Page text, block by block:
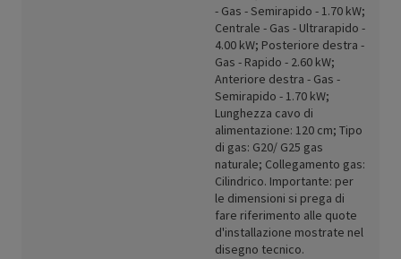
- Gas - Semirapido - 1.70 kW;
Centrale - Gas - Ultrarapido -
4.00 kW; Posteriore destra -
Gas - Rapido - 2.60 kW;
Anteriore destra - Gas -
Semirapido - 1.70 kW;
Lunghezza cavo di
alimentazione: 120 cm; Tipo
di gas: G20/ G25 gas
naturale; Collegamento gas:
Cilindrico. Importante: per
le dimensioni si prega di
fare riferimento alle quote
d'installazione mostrate nel
disegno tecnico.